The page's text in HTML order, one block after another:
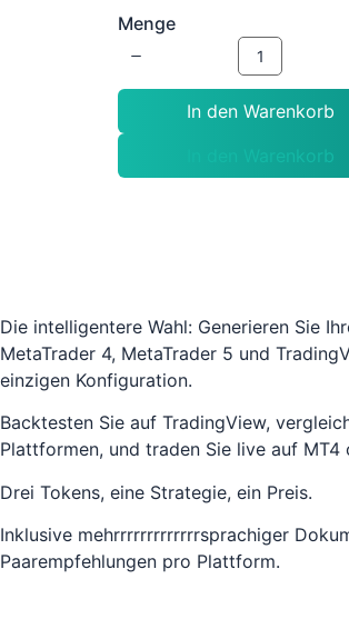
t
Menge
In den Warenkorb
In den Warenkorb
Die intelligentere Wahl: Generieren Sie
MetaTrader 4, MetaTrader 5 und
einzigen Konfiguration.
Backtesten Sie auf TradingView,
Plattformen, und traden Sie live auf MT4
Drei Tokens, eine Strategie, ein Preis.
Inklusive mehrrrrrrrrrrrrrsprachiger
Paarempfehlungen pro Plattform.